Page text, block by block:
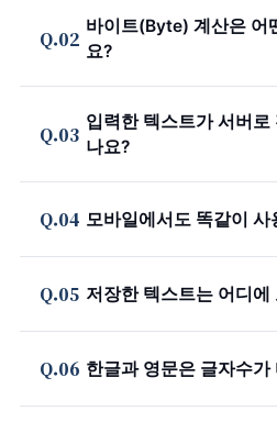
Q.02
바이트(Byte) 계산은 어
요?
Q.03
입력한 텍스트가 서버로
나요?
Q.04 모바일에서도 똑같이 사
Q.05 저장한 텍스트는 어디에
Q.06 한글과 영문은 글자수가